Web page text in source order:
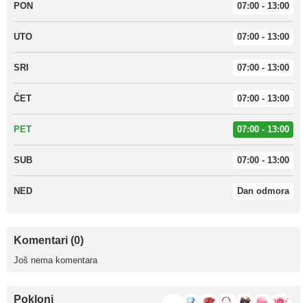
PON 07:00 - 13:00
UTO 07:00 - 13:00
SRI 07:00 - 13:00
ČET 07:00 - 13:00
PET 07:00 - 13:00
SUB 07:00 - 13:00
NED Dan odmora
Komentari (0)
Još nema komentara
Pokloni